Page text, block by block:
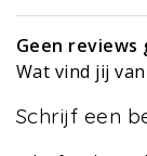
Geen reviews
Wat vind jij van
Schrijf een